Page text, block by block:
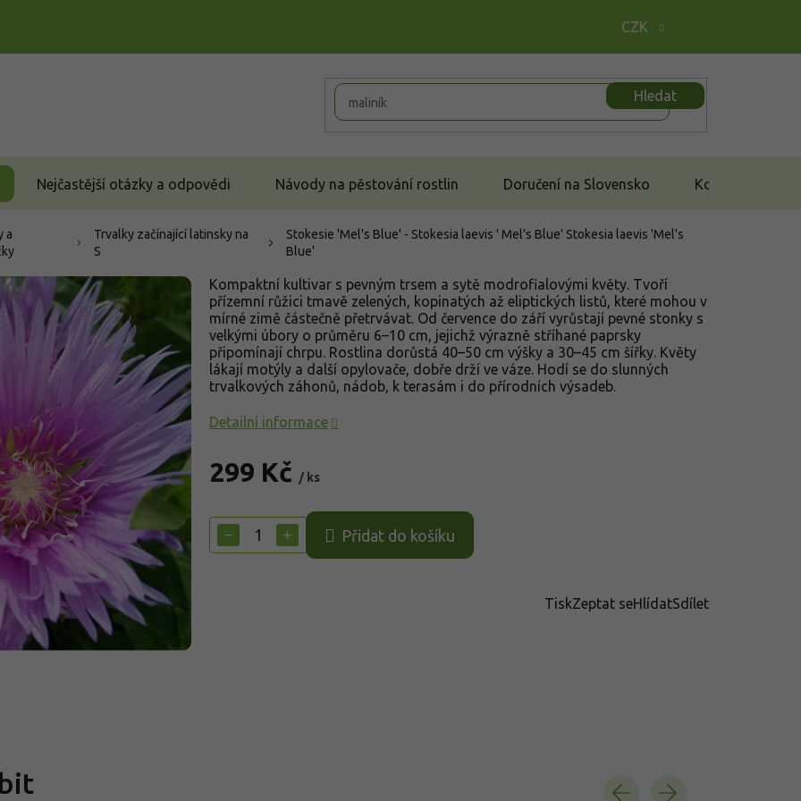
CZK
Hledat
Nejčastější otázky a odpovědi Návody na pěstování rostlin Doručení na Slovensko Kontakt
a
Trvalky začínající latinsky na
S
Stokesie 'Mel's Blue' - Stokesia laevis ' Mel's Blue' Stokesia laevis 'Mel's
Blue'
299 Kč / ks
cena:
+
− Přidat do košíku
Kompaktní kultivar s pevným trsem a sytě modrofialovými květy. Tvoří
přízemní růžici tmavě zelených, kopinatých až eliptických listů, které mohou v
mírné zimě částečně přetrvávat. Od července do září vyrůstají pevné stonky s
velkými úbory o průměru 6–10 cm, jejichž výrazně stříhané paprsky
připomínají chrpu. Rostlina dorůstá 40–50 cm výšky a 30–45 cm šířky. Květy
lákají motýly a další opylovače, dobře drží ve váze. Hodí se do slunných
trvalkových záhonů, nádob, k terasám i do přírodních výsadeb.
Detailní informace
TiskZeptat seHlídatSdílet